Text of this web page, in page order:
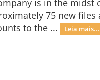
is in the midst
75 new
to the ...
Leia